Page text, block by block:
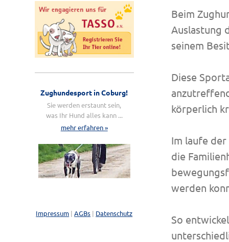
Beim
Auslastung
seinem
Diese
körperlich
Im laufe
die
werden
So
Zughundesport in Coburg!
Sie werden erstaunt sein,
was Ihr Hund alles kann ...
mehr erfahren »
Impressum |AGBs | Datenschutz